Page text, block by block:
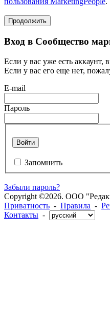
Продолжить
Вход в Сообщество
Если у вас уже есть аккаунт,
Если у вас его еще нет,
E-mail
Пароль
Войти
Запомнить
Забыли пароль?
Copyright ©2026. ООО
Приватность - Правила -
Контакты -